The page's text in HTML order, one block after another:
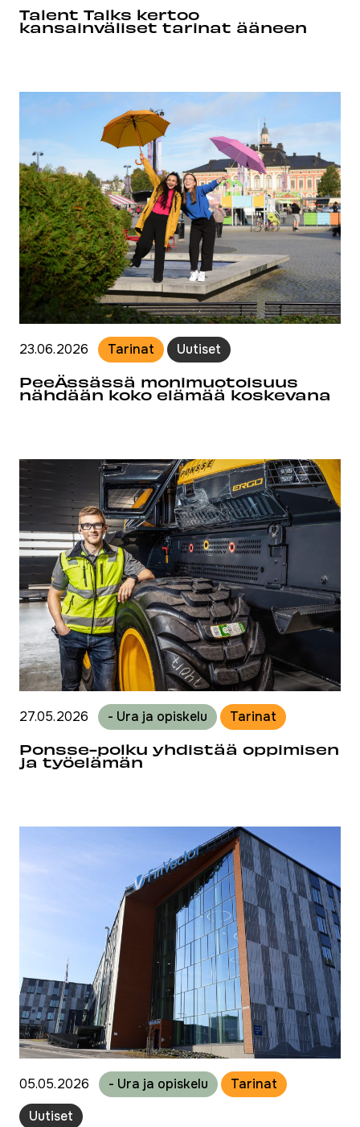
Talent Talks kertoo
kansainväliset tarinat ääneen
23.06.2026 Tarinat Uutiset
PeeÄssässä monimuotoisuus
nähdään koko elämää koskevana
27.05.2026 - Ura ja opiskelu Tarinat
Ponsse-polku yhdistää oppimisen
ja työelämän
05.05.2026 - Ura ja opiskelu
Tarinat
Uutiset